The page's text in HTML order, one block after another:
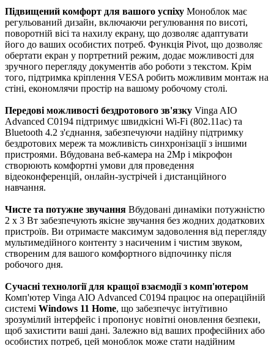
Підвищений комфорт для вашого успіху Моноблок має
регульований дизайн, включаючи регулювання по висоті,
поворотній вісі та нахилу екрану, що дозволяє адаптувати
його до ваших особистих потреб. Функція Pivot, що дозволяє
обертати екран у портретний режим, додає можливості для
зручного перегляду документів або роботи з текстом. Крім
того, підтримка кріплення VESA робить можливим монтаж на
стіні, економлячи простір на вашому робочому столі.
Передові можливості бездротового зв'язку Vinga AIO
Advanced C0194 підтримує швидкісні Wi-Fi (802.11ac) та
Bluetooth 4.2 з'єднання, забезпечуючи надійну підтримку
бездротових мереж та можливість синхронізації з іншими
пристроями. Вбудована веб-камера на 2Mp і мікрофон
створюють комфортні умови для проведення
відеоконференцій, онлайн-зустрічей і дистанційного
навчання.
Чисте та потужне звучання Вбудовані динаміки потужністю
2 x 3 Вт забезпечують якісне звучання без жодних додаткових
пристроїв. Ви отримаєте максимум задоволення від перегляду
мультимедійного контенту з насиченим і чистим звуком,
створеним для вашого комфортного відпочинку після
робочого дня.
Сучасні технології для кращої взаємодії з комп'ютером
Комп'ютер Vinga AIO Advanced C0194 працює на операційній
системі Windows 11 Home, що забезпечує інтуїтивно
зрозумілий інтерфейс і пропонує новітні оновлення безпеки,
щоб захистити ваші дані. Залежно від ваших професійних або
особистих потреб, цей моноблок може стати надійним